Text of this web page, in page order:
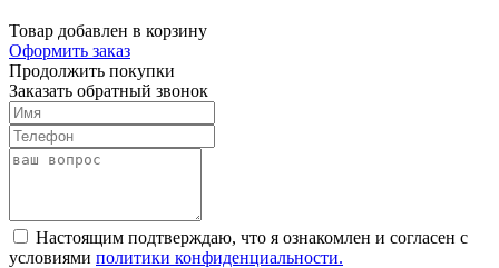
Товар добавлен в корзину
Оформить заказ
Продолжить покупки
Заказать обратный звонок
Настоящим подтверждаю, что я ознакомлен и согласен с
условиями политики конфиденциальности.